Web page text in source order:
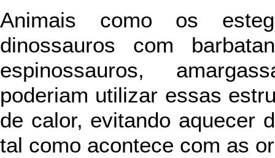
Animais como os
dinossauros com
espinossauros,
poderiam utilizar essas
de calor, evitando aquecer
tal como acontece com as